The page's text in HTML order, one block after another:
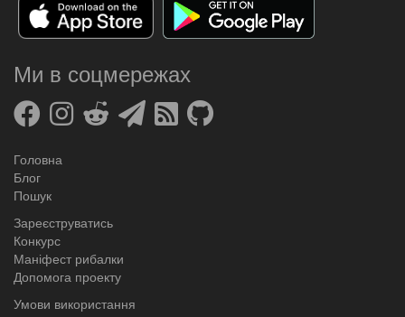
Ми в соцмережах
Головна
Блог
Пошук
Зареєструватись
Конкурс
Маніфест рибалки
Допомога проекту
Умови використання